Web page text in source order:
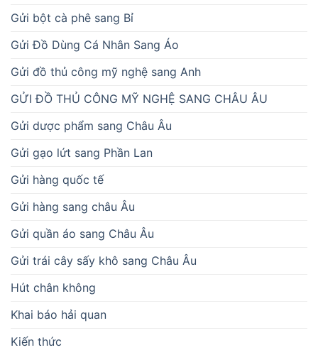
Gửi bột cà phê sang Bỉ
Gửi Đồ Dùng Cá Nhân Sang Áo
Gửi đồ thủ công mỹ nghệ sang Anh
GỬI ĐỒ THỦ CÔNG MỸ NGHỆ SANG CHÂU ÂU
Gửi dược phẩm sang Châu Âu
Gửi gạo lứt sang Phần Lan
Gửi hàng quốc tế
Gửi hàng sang châu Âu
Gửi quần áo sang Châu Âu
Gửi trái cây sấy khô sang Châu Âu
Hút chân không
Khai báo hải quan
Kiến thức